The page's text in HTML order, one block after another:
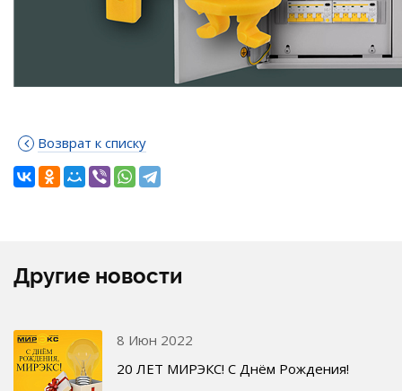
Возврат к списку
Другие новости
8 Июн 2022
20 ЛЕТ МИРЭКС! С Днём Рождения!